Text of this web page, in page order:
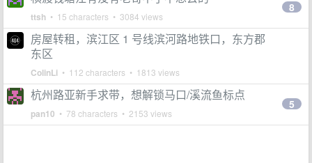
ttsh • 15 characters • 3084 views
8
房屋转租，滨江区 1 号线滨河路地铁口，东方郡
东区
ColinLi • 112 characters • 1813 views
杭州路亚新手求带，想解锁马口/溪流鱼标点
pan10 • 78 characters • 2153 views
5